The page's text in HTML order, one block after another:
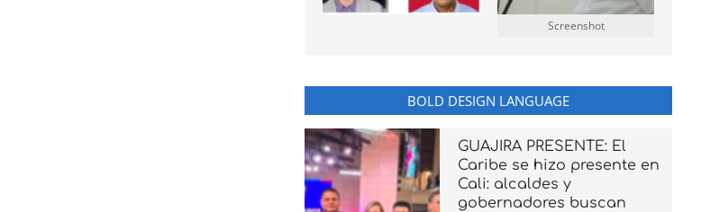
Screenshot
BOLD DESIGN LANGUAGE
GUAJIRA PRESENTE: El
Caribe se hizo presente en
Cali: alcaldes y
gobernadores buscan